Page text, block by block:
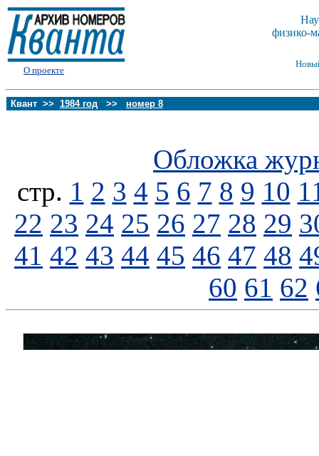
О проекте
физико-
Квант >> 1984 год >> номер 8
Обложка
стp. 1 2 3 4 5 6 7 8 9 10
22 23 24 25 26 27 28 29
41 42 43 44 45 46 47 48
60 61 62